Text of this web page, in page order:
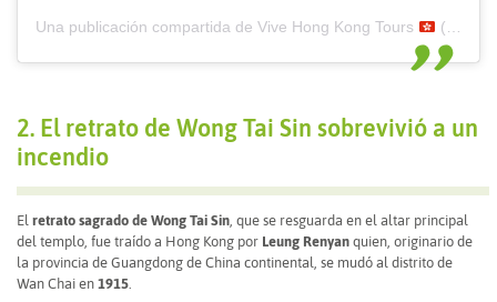
Una publicación compartida de Vive Hong Kong Tours (@vivehongkong)
2. El retrato de Wong Tai Sin sobrevivió a un
incendio
El retrato sagrado de Wong Tai Sin, que se resguarda en el altar principal
del templo, fue traído a Hong Kong por Leung Renyan quien, originario de
la provincia de Guangdong de China continental, se mudó al distrito de
Wan Chai en 1915.